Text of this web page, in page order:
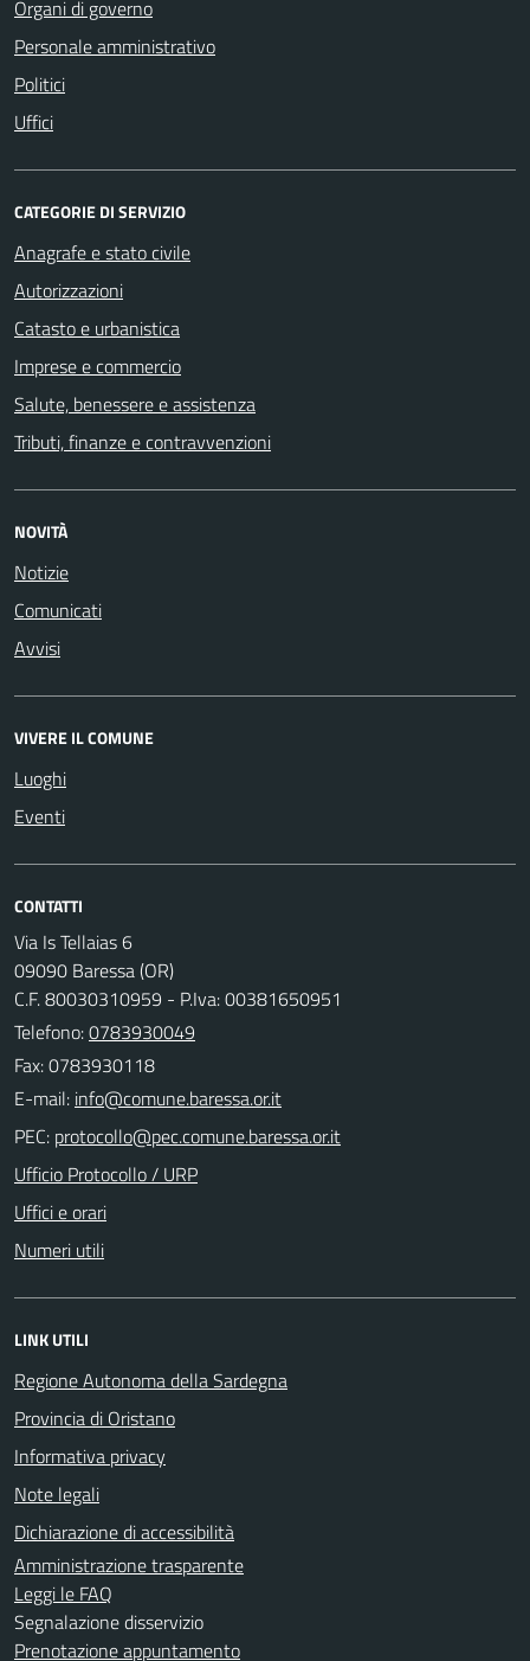
Organi di governo
Personale amministrativo
Politici
Uffici
CATEGORIE DI SERVIZIO
Anagrafe e stato civile
Autorizzazioni
Catasto e urbanistica
Imprese e commercio
Salute, benessere e assistenza
Tributi, finanze e contravvenzioni
NOVITÀ
Notizie
Comunicati
Avvisi
VIVERE IL COMUNE
Luoghi
Eventi
CONTATTI
Via Is Tellaias 6
09090 Baressa (OR)
C.F. 80030310959 - P.Iva: 00381650951
Telefono:0783930049
Fax: 0783930118
E-mail:
PEC:
Ufficio Protocollo / URP
Uffici e orari
Numeri utili
LINK UTILI
Regione Autonoma della Sardegna
Provincia di Oristano
Informativa privacy
Note legali
Dichiarazione di accessibilità
Amministrazione trasparente
Leggi le FAQ
Segnalazione disservizio
Prenotazione appuntamento